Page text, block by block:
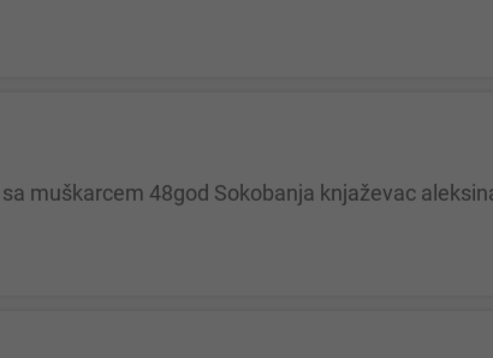
muškarcem 48god Sokobanja knjaževac